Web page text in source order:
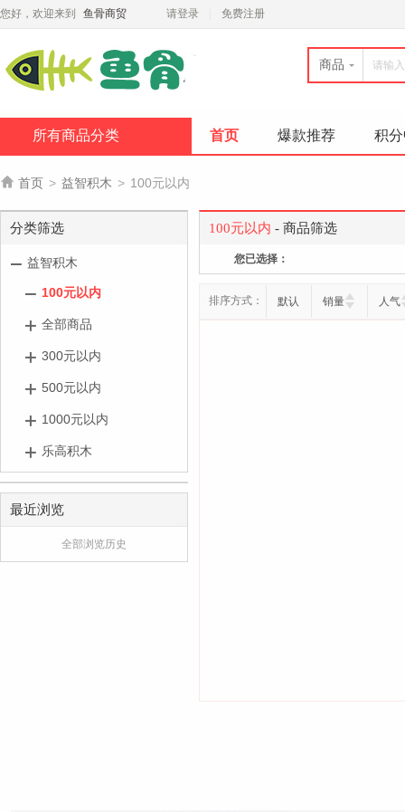
您好，欢迎来到 鱼骨商贸 请登录 免费注册
商品
所有商品分类 首页 爆款推荐 积
 首页 > 益智积木 > 100元以内
分类筛选
益智积木
100元以内
全部商品
300元以内
500元以内
1000元以内
乐高积木
最近浏览
全部浏览历史
100元以内 - 商品筛选
您已选择：
排序方式： 默认 销量 人气